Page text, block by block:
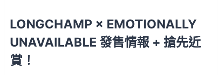
LONGCHAMP × EMOTIONALLY
UNAVAILABLE 發售情報 + 搶先近
賞！